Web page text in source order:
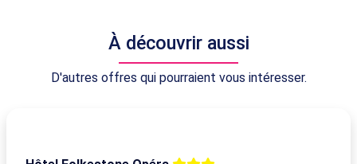
À découvrir aussi
D'autres offres qui pourraient vous intéresser.